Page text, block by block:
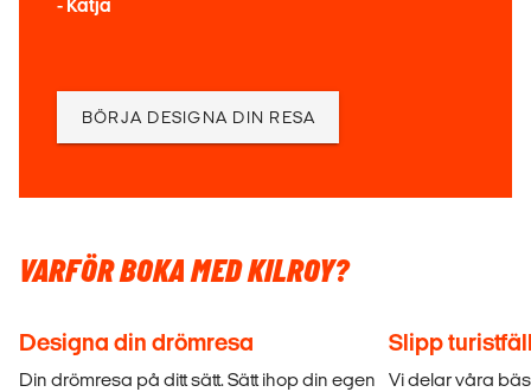
- Katja
BÖRJA DESIGNA DIN RESA
VARFÖR BOKA MED KILROY?
Designa din drömresa
Din drömresa på ditt sätt. Sätt ihop din egen
Slipp
Vi delar våra